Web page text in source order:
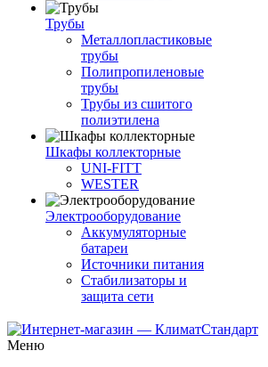
Трубы
Металлопластиковые
трубы
Полипропиленовые
трубы
Трубы из сшитого
полиэтилена
Шкафы коллекторные
UNI-FITT
WESTER
Электрооборудование
Аккумуляторные
батареи
Источники питания
Стабилизаторы и
защита сети
Меню